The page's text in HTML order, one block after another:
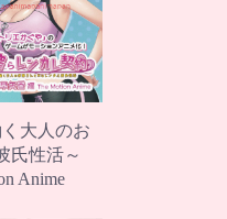
大人のお
氏性活～
Anime